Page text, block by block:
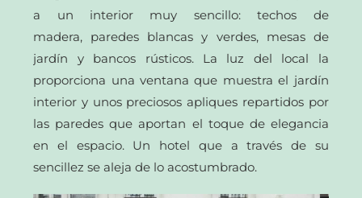
a un interior muy sencillo: techos de
madera, paredes blancas y verdes, mesas de
jardín y bancos rústicos. La luz del local la
proporciona una ventana que muestra el jardín
interior y unos preciosos apliques repartidos por
las paredes que aportan el toque de elegancia
en el espacio. Un hotel que a través de su
sencillez se aleja de lo acostumbrado.